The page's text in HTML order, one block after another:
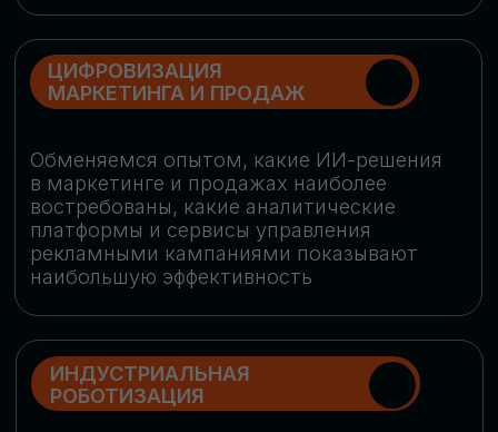
СТАТЬ СПИКЕРОМ
В конференции участвовали более 120 спикеров